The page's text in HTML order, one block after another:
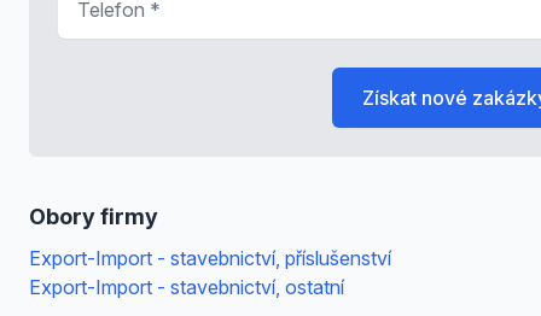
Obory firmy
Export-Import - stavebnictví, příslušenství
Export-Import - stavebnictví, ostatní
Získat nové